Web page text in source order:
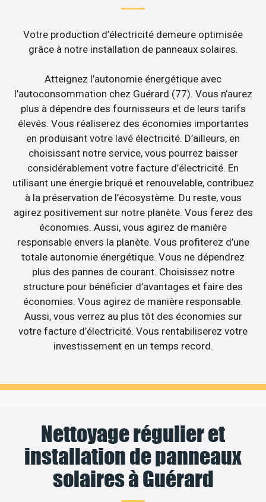
Votre production d’électricité demeure optimisée
grâce à notre installation de panneaux solaires.
Atteignez l’autonomie énergétique avec
l’autoconsommation chez Guérard (77). Vous n’aurez
plus à dépendre des fournisseurs et de leurs tarifs
élevés. Vous réaliserez des économies importantes
en produisant votre lavé électricité. D’ailleurs, en
choisissant notre service, vous pourrez baisser
considérablement votre facture d’électricité. En
utilisant une énergie briqué et renouvelable, contribuez
à la préservation de l’écosystème. Du reste, vous
agirez positivement sur notre planète. Vous ferez des
économies. Aussi, vous agirez de manière
responsable envers la planète. Vous profiterez d’une
totale autonomie énergétique. Vous ne dépendrez
plus des pannes de courant. Choisissez notre
structure pour bénéficier d’avantages et faire des
économies. Vous agirez de manière responsable.
Aussi, vous verrez au plus tôt des économies sur
votre facture d’électricité. Vous rentabiliserez votre
investissement en un temps record.
Nettoyage régulier et
installation de panneaux
solaires à Guérard